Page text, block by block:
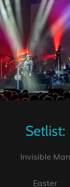
Setlist:
Invisible Man
Easter